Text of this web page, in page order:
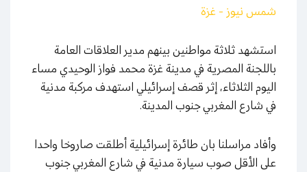
شمس نيوز - غزة
استشهد ثلاثة مواطنين بينهم مدير العلاقات العامة
باللجنة المصرية في مدينة غزة محمد فواز الوحيدي مساء
اليوم الثلاثاء، إثر قصف إسرائيلي استهدف مركبة مدنية
في شارع المغربي جنوب المدينة.
وأفاد مراسلنا بان طائرة إسرائيلية أطلقت صاروخا واحدا
على الأقل صوب سيارة مدنية في شارع المغربي جنوب